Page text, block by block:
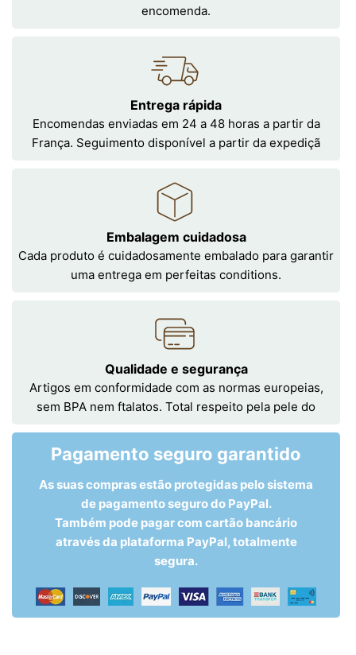
encomenda.
Entrega rápida
Encomendas enviadas em 24 a 48 horas a partir da
França. Seguimento disponível a partir da expediçã
Embalagem cuidadosa
Cada produto é cuidadosamente embalado para garantir
uma entrega em perfeitas conditions.
Qualidade e segurança
Artigos em conformidade com as normas europeias,
sem BPA nem ftalatos. Total respeito pela pele do
Pagamento seguro garantido
As suas compras estão protegidas pelo sistema
de pagamento seguro do PayPal.
Também pode pagar com cartão bancário
através da plataforma PayPal, totalmente
segura.